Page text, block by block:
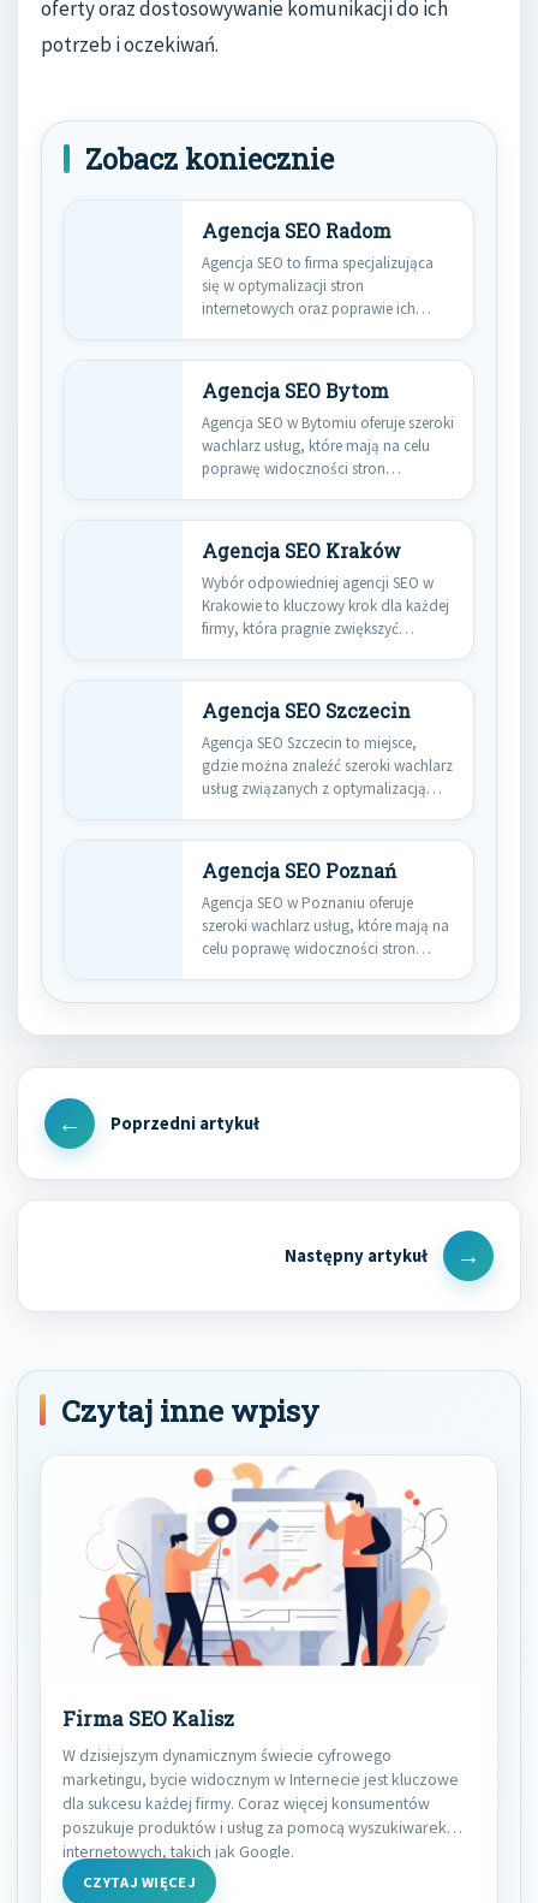
oferty oraz dostosowywanie komunikacji do ich
potrzeb i oczekiwań.
Zobacz koniecznie
Agencja SEO Radom
Agencja SEO to firma specjalizująca
się w optymalizacji stron
internetowych oraz poprawie ich
Agencja SEO Bytom
Agencja SEO w Bytomiu oferuje szeroki
wachlarz usług, które mają na celu
poprawę widoczności stron…
Agencja SEO Kraków
Wybór odpowiedniej agencji SEO w
Krakowie to kluczowy krok dla każdej
firmy, która pragnie zwiększyć…
Agencja SEO Szczecin
Agencja SEO Szczecin to miejsce,
gdzie można znaleźć szeroki wachlarz
usług związanych z optymalizacją
Agencja SEO Poznań
Agencja SEO w Poznaniu oferuje
szeroki wachlarz usług, które mają na
celu poprawę widoczności stron…
Nawigacja
wpisu
Previous
Next
Post
Czytaj inne wpisy
Firma SEO Kalisz
W dzisiejszym dynamicznym świecie cyfrowego
marketingu, bycie widocznym w Internecie jest kluczowe
dla sukcesu każdej firmy. Coraz więcej konsumentów
poszukuje produktów i usług za pomocą wyszukiwarek
internetowych, takich jak Google.
CZYTAJ WIĘCEJ